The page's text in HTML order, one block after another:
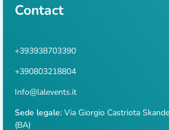
Contact
+393938703390
+390803218804
Info@lalevents.it
Sede legale: Via Giorgio Castriota
(BA)